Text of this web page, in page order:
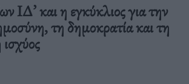
και η εγκύκλιος για την
τη δημοκρατία και τη